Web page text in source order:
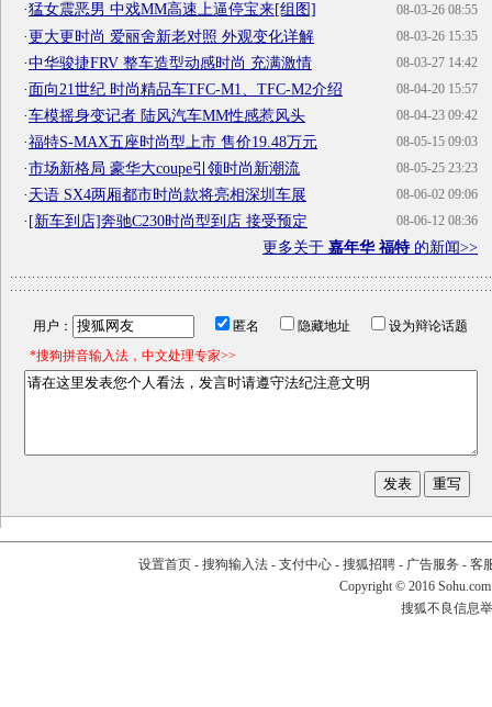
08-03-26 08:55
·猛女震恶男 中戏MM高速上逼停宝来[组图]
08-03-26 15:35
·更大更时尚 爱丽舍新老对照 外观变化详解
08-03-27 14:42
·中华骏捷FRV 整车造型动感时尚 充满激情
08-04-20 15:57
·面向21世纪 时尚精品车TFC-M1、TFC-M2介绍
08-04-23 09:42
·车模摇身变记者 陆风汽车MM性感惹风头
08-05-15 09:03
·福特S-MAX五座时尚型上市 售价19.48万元
08-05-25 23:23
·市场新格局 豪华大coupe引领时尚新潮流
08-06-02 09:06
·天语 SX4两厢都市时尚款将亮相深圳车展
08-06-12 08:36
·[新车到店]奔驰C230时尚型到店 接受预定
更多关于 嘉年华 福特的新闻>>
用户： 匿名 隐藏地址
设为辩论话题
*搜狗拼音输入法，中文处理专家>>
设置首页- 搜狗输入法- 支付中心- 搜狐招聘- 广告服务 - 客
Copyright © 2016
搜狐不良信息